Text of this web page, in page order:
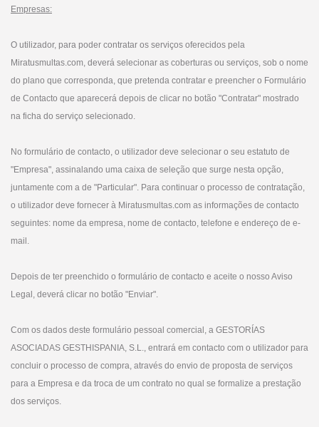
Empresas:
O utilizador, para poder contratar os serviços oferecidos pela
Miratusmultas.com, deverá selecionar as coberturas ou serviços, sob o nome
do plano que corresponda, que pretenda contratar e preencher o Formulário
de Contacto que aparecerá depois de clicar no botão "Contratar" mostrado
na ficha do serviço selecionado.
No formulário de contacto, o utilizador deve selecionar o seu estatuto de
"Empresa", assinalando uma caixa de seleção que surge nesta opção,
juntamente com a de "Particular". Para continuar o processo de contratação,
o utilizador deve fornecer à Miratusmultas.com as informações de contacto
seguintes: nome da empresa, nome de contacto, telefone e endereço de e-
mail.
Depois de ter preenchido o formulário de contacto e aceite o nosso Aviso
Legal, deverá clicar no botão "Enviar".
Com os dados deste formulário pessoal comercial, a GESTORÍAS
ASOCIADAS GESTHISPANIA, S.L., entrará em contacto com o utilizador para
concluir o processo de compra, através do envio de proposta de serviços
para a Empresa e da troca de um contrato no qual se formalize a prestação
dos serviços.